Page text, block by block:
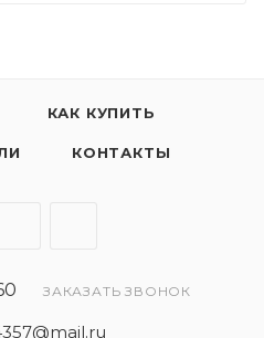
КАК КУПИТЬ
КОНТАКТЫ
ЗАКАЗАТЬ ЗВОНОК